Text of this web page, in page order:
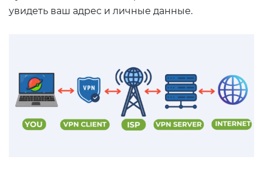
увидеть ваш адрес и личные данные.